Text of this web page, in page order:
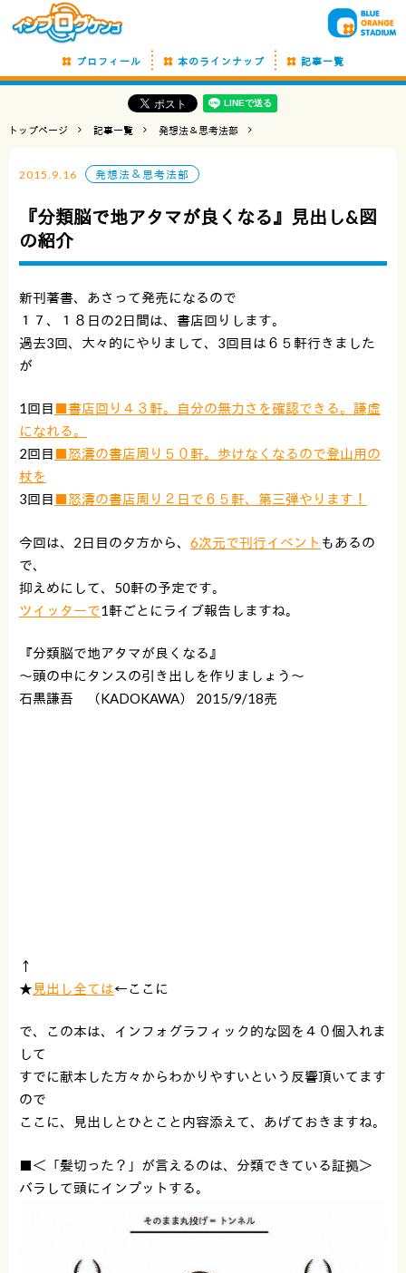
プロフィール 本のラインナップ 記事一覧
トップページ 記事一覧 発想法＆思考法部
2015.9.16 発想法＆思考法部
『分類脳で地アタマが良くなる』見出し&図
の紹介
新刊著書、あさって発売になるので
１７、１８日の2日間は、書店回りします。
過去3回、大々的にやりまして、3回目は６５軒行きました
が
1回目 ■書店回り４３軒。自分の無力さを確認できる。謙虚
になれる。
2回目 ■怒濤の書店周り５０軒。歩けなくなるので登山用の
杖を
3回目 ■怒濤の書店周り２日で６５軒、第三弾やります！
今回は、2日目の夕方から、 6次元で刊行イベント もあるの
で、
抑えめにして、50軒の予定です。
ツイッターで1軒ごとにライブ報告しますね。
『分類脳で地アタマが良くなる』
〜頭の中にタンスの引き出しを作りましょう〜
石黒謙吾 （KADOKAWA） 2015/9/18売
↑
★ 見出し全ては←ここに
で、この本は、インフォグラフィック的な図を４０個入れま
して
すでに献本した方々からわかりやすいという反響頂いてます
ので
ここに、見出しとひとこと内容添えて、あげておきますね。
■＜「髪切った？」が言えるのは、分類できている証拠＞
バラして頭にインプットする。